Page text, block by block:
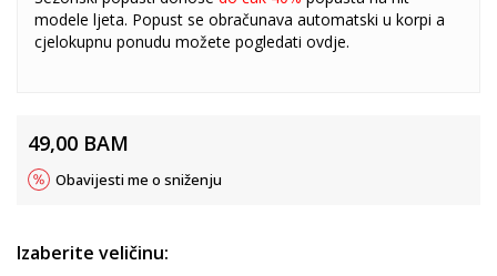
modele ljeta. Popust se obračunava automatski u korpi a
cjelokupnu ponudu možete pogledati ovdje.
49,00 BAM
Obavijesti me o sniženju
Izaberite veličinu: